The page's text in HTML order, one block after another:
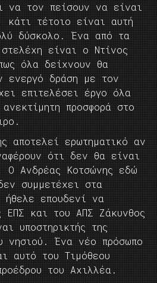
να τον πείσουν να είναι
κάτι τέτοιο είναι αυτή
δύσκολο. Ένα από τα
είναι ο Ντίνος
όλα δείχνουν θα
ενεργό δράση με τον
επιτελέσει έργο όλα
προσφορά στο
αποτελεί ερωτηματικό αν
ότι δεν θα είναι
Ο Ανδρέας Κοτσώνης εδώ
συμμετέχει στα
επουδενί να
ΕΠΣ και του ΑΠΣ Ζάκυνθος
υποστηρικτής της
νησιού. Ένα νέο πρόσωπο
αυτό του Τιμόθεου
του Αχιλλέα.